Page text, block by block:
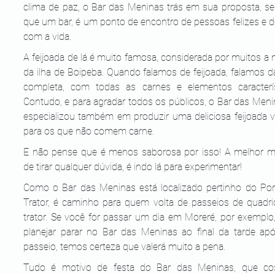
clima de paz, o Bar das Meninas trás em sua proposta,
que um bar, é um ponto de encontro de pessoas felizes e
com a vida.
A feijoada de lá é muito famosa, considerada por muitos a
da ilha de Boipeba. Quando falamos de feijoada, falamos
completa, com todas as carnes e elementos
Contudo, e para agradar todos os públicos, o Bar das
especializou também em produzir uma deliciosa feijoada
para os que não comem carne.
E não pense que é menos saborosa por isso! A melhor
de tirar qualquer dúvida, é indo lá para experimentar!
Como o Bar das Meninas está localizado pertinho do
Trator, é caminho para quem volta de passeios de
trator. Se você for passar um dia em Moreré, por
planejar parar no Bar das Meninas ao final da tarde
passeio, temos certeza que valerá muito a pena.
Tudo é motivo de festa do Bar das Meninas, que